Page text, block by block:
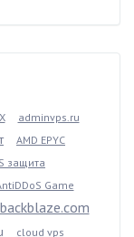
adminvps.ru
AMD EPYC
защита
Game
backblaze.com
cloud vps